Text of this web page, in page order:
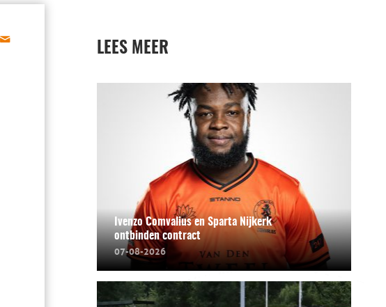
LEES MEER
Ivenzo Comvalius en Sparta Nijkerk
ontbinden contract
07-08-2026